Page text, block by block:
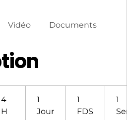
Vidéo Documents
4
H
1
Jour
1
FDS
1